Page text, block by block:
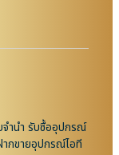
จำนำ รับซื้ออุปกรณ์
ากขายอุปกรณ์ไอที